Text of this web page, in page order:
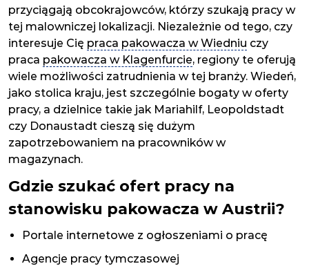
przyciągają obcokrajowców, którzy szukają pracy w
tej malowniczej lokalizacji. Niezależnie od tego, czy
interesuje Cię praca pakowacza w Wiedniu czy
praca pakowacza w Klagenfurcie, regiony te oferują
wiele możliwości zatrudnienia w tej branży. Wiedeń,
jako stolica kraju, jest szczególnie bogaty w oferty
pracy, a dzielnice takie jak Mariahilf, Leopoldstadt
czy Donaustadt cieszą się dużym
zapotrzebowaniem na pracowników w
magazynach.
Gdzie szukać ofert pracy na
stanowisku pakowacza w Austrii?
Portale internetowe z ogłoszeniami o pracę
Agencje pracy tymczasowej